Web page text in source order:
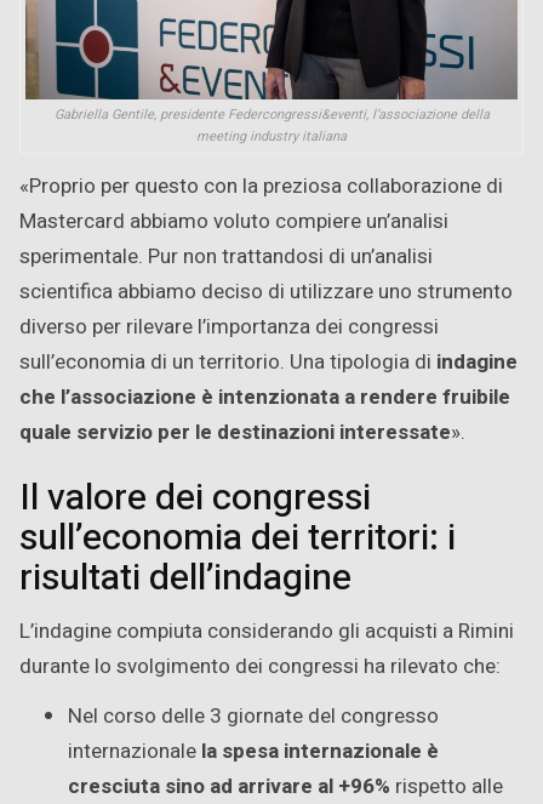
Gabriella Gentile, presidente Federcongressi&eventi, l’associazione della
meeting industry italiana
«Proprio per questo con la preziosa collaborazione di
Mastercard abbiamo voluto compiere un’analisi
sperimentale. Pur non trattandosi di un’analisi
scientifica abbiamo deciso di utilizzare uno strumento
diverso per rilevare l’importanza dei congressi
sull’economia di un territorio. Una tipologia di indagine
che l’associazione è intenzionata a rendere fruibile
quale servizio per le destinazioni interessate».
Il valore dei congressi
sull’economia dei territori: i
risultati dell’indagine
L’indagine compiuta considerando gli acquisti a Rimini
durante lo svolgimento dei congressi ha rilevato che:
Nel corso delle 3 giornate del congresso
internazionale la spesa internazionale è
cresciuta sino ad arrivare al +96% rispetto alle